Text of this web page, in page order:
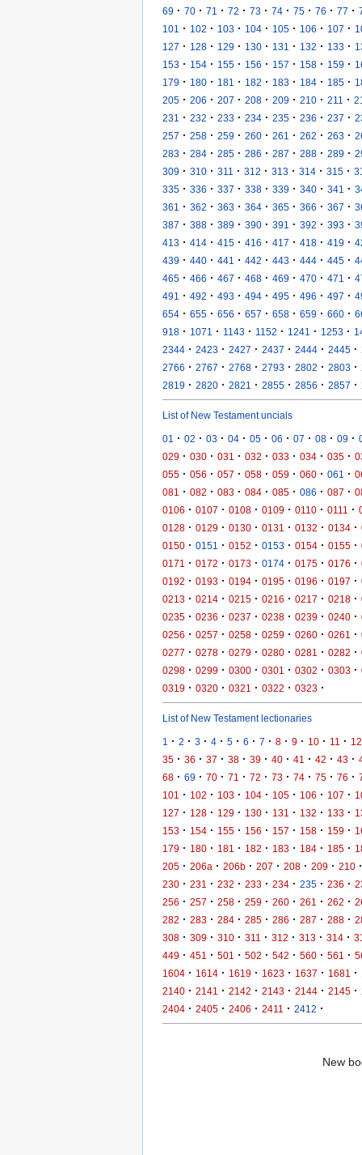
69 · 70 · 71 · 72 · 73 · 74 · 75 · 76 · 77 ·
101
· 102 · 103 · 104 · 105 · 106 · 107 ·
127 · 128 · 129 · 130 · 131 · 132 · 133 ·
153 · 154 · 155 · 156 · 157 · 158 · 159 ·
179 · 180 · 181 · 182 · 183 · 184 · 185 ·
205 · 206 · 207 · 208 · 209 · 210 · 211 ·
231
· 232 · 233 · 234 · 235 · 236 · 237 ·
257 · 258 · 259 · 260 · 261 · 262 · 263 ·
283 · 284 · 285 · 286 · 287 · 288 · 289 ·
309 · 310 · 311 · 312 · 313 · 314 · 315 ·
335 · 336 · 337 · 338 · 339 · 340 · 341 ·
361
· 362 · 363 · 364 · 365 · 366 · 367 ·
387 · 388 · 389 · 390 · 391 · 392 · 393 ·
413 · 414 · 415 · 416 · 417 · 418 · 419 ·
439 · 440 · 441 · 442 · 443 · 444 · 445 ·
465 · 466 · 467 · 468 · 469 · 470 · 471 ·
491
· 492 · 493 · 494 · 495 · 496 · 497 ·
654 · 655 · 656 · 657 · 658 · 659 · 660 ·
918 · 1071 · 1143 · 1152 · 1241 · 1253 ·
2344 · 2423 · 2427 · 2437 · 2444 · 2445 ·
2766 · 2767 · 2768 · 2793 · 2802 · 2803 ·
2819 · 2820 · 2821 · 2855 · 2856 · 2857 ·
List of New Testament uncials
01 · 02 · 03 · 04 · 05 · 06 · 07 · 08 · 09 ·
029 · 030 · 031 · 032 · 033 · 034 · 035 ·
055 · 056 · 057 · 058 · 059 · 060 · 061 ·
081
· 082 · 083 · 084 · 085 · 086 · 087 ·
0106 · 0107 · 0108 · 0109 · 0110 · 0111 ·
0128 · 0129 · 0130 · 0131 · 0132 · 0134 ·
0150 · 0151 · 0152 · 0153 · 0154 · 0155 ·
0171
· 0172 · 0173 · 0174 · 0175 · 0176 ·
0192 · 0193 · 0194 · 0195 · 0196 · 0197 ·
0213 · 0214 · 0215 · 0216 · 0217 · 0218 ·
0235 · 0236 · 0237 · 0238 · 0239 · 0240 ·
0256 · 0257 · 0258 · 0259 · 0260 · 0261 ·
0277 · 0278 · 0279 · 0280 · 0281 · 0282 ·
0298 · 0299 · 0300 · 0301 · 0302 · 0303 ·
0319 · 0320 · 0321 · 0322 · 0323 ·
List of New Testament lectionaries
1 · 2 · 3 · 4 · 5 · 6 · 7 · 8 · 9 · 10 · 11 · 12
35 · 36 · 37 · 38 · 39 · 40 · 41 · 42 · 43 ·
68 · 69 · 70 · 71 · 72 · 73 · 74 · 75 · 76 ·
101
· 102 · 103 · 104 · 105 · 106 · 107 ·
127 · 128 · 129 · 130 · 131 · 132 · 133 ·
153 · 154 · 155 · 156 · 157 · 158 · 159 ·
179 · 180 · 181 · 182 · 183 · 184 · 185 ·
205 · 206a · 206b · 207 · 208 · 209 · 210 ·
230 · 231 · 232 · 233 · 234 · 235 · 236 ·
256 · 257 · 258 · 259 · 260 · 261 · 262 ·
282 · 283 · 284 · 285 · 286 · 287 · 288 ·
308 · 309 · 310 · 311 · 312 · 313 · 314 ·
449 · 451 · 501 · 502 · 542 · 560 · 561 ·
1604 · 1614 · 1619 · 1623 · 1637 · 1681 ·
2140 · 2141 · 2142 · 2143 · 2144 · 2145 ·
2404 · 2405 · 2406 · 2411 · 2412 ·
New